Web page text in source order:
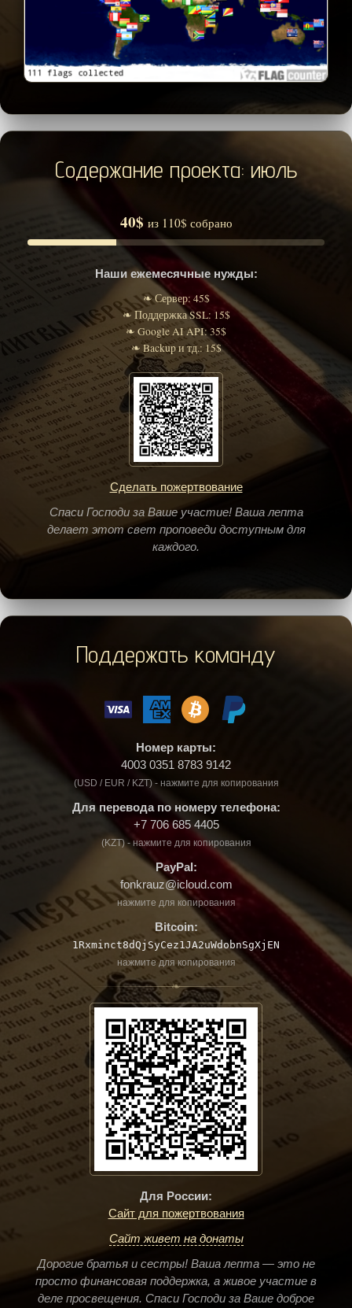
Содержание проекта: июль
40$ из 110$ собрано
Наши ежемесячные нужды:
❧ Сервер: 45$
❧ Поддержка SSL: 15$
❧ Google AI API: 35$
❧ Backup и тд.: 15$
Сделать пожертвование
Спаси Господи за Ваше участие! Ваша лепта
делает этот свет проповеди доступным для
каждого.
Поддержать команду
Номер карты:
4003 0351 8783 9142
(USD / EUR / KZT) - нажмите для копирования
Для перевода по номеру телефона:
+7 706 685 4405
(KZT) - нажмите для копирования
PayPal:
fonkrauz@icloud.com
нажмите для копирования
Bitcoin:
1Rxminct8dQjSyCez1JA2uWdobnSgXjEN
нажмите для копирования
❧
Для России:
Сайт для пожертвования
Сайт живет на донаты
Дорогие братья и сестры! Ваша лепта — это не
просто финансовая поддержка, а живое участие в
деле просвещения. Спаси Господи за Ваше доброе